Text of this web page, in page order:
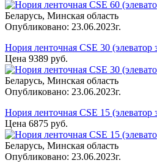
Беларусь, Минская область
Опубликовано: 23.06.2023г.
Нория ленточная CSE 30
Цена 9389 руб.
Беларусь, Минская область
Опубликовано: 23.06.2023г.
Нория ленточная CSE 15
Цена 6875 руб.
Беларусь, Минская область
Опубликовано: 23.06.2023г.